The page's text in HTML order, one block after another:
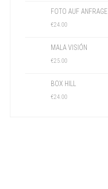
FOTO AUF ANFRAGE
€24.00
MALA VISIÓN
€25.00
BOX HILL
€24.00